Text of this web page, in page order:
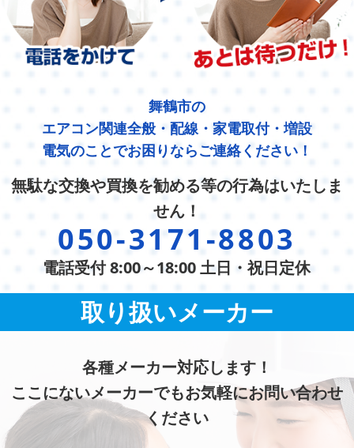
舞鶴市の
エアコン関連全般・配線・家電取付・増設
電気のことでお困りならご連絡ください！
無駄な交換や買換を勧める等の行為はいたしま
せん！
050-3171-8803
電話受付 8:00～18:00 土日・祝日定休
取り扱いメーカー
各種メーカー対応します！
ここにないメーカーでもお気軽にお問い合わせ
ください